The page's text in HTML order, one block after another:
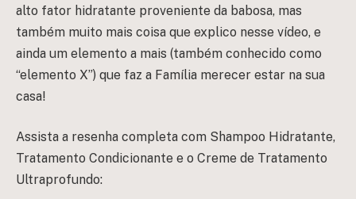
alto fator hidratante proveniente da babosa, mas
também muito mais coisa que explico nesse vídeo, e
ainda um elemento a mais (também conhecido como
“elemento X”) que faz a Família merecer estar na sua
casa!
Assista a resenha completa com Shampoo Hidratante,
Tratamento Condicionante e o Creme de Tratamento
Ultraprofundo: